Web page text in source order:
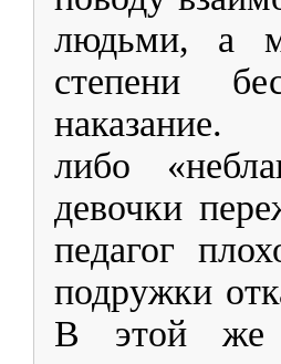
людьми, а
степени
либо
девочки
педагог
подружки
В этой же